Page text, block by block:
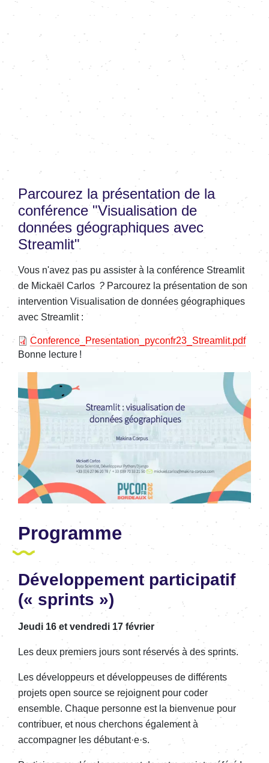
Parcourez la présentation de la
conférence "Visualisation de
données géographiques avec
Streamlit"
Vous n'avez pas pu assister à la conférence Streamlit
de Mickaël Carlos ? Parcourez la présentation de son
intervention Visualisation de données géographiques
avec Streamlit :
FileConference_Presentation_pyconfr23_Streamlit.pdf
Bonne lecture !
Programme
Développement participatif
(« sprints »)
Jeudi 16 et vendredi 17 février
Les deux premiers jours sont réservés à des sprints.
Les développeurs et développeuses de différents
projets open source se rejoignent pour coder
ensemble. Chaque personne est la bienvenue pour
contribuer, et nous cherchons également à
accompagner les débutant·e·s.